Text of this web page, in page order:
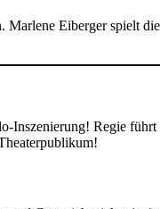
Eiberger spielt
Inszenierung! Regie